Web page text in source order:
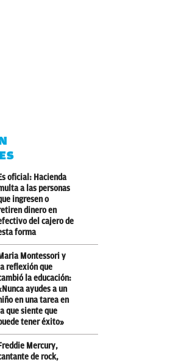
Es oficial: Hacienda
a las personas
ingresen o
dinero en
del cajero de
forma
Maria Montessori y
la reflexión que
la educación:
ayudes a un
en una tarea en
la que siente que
tener éxito»
Freddie Mercury,
de rock,